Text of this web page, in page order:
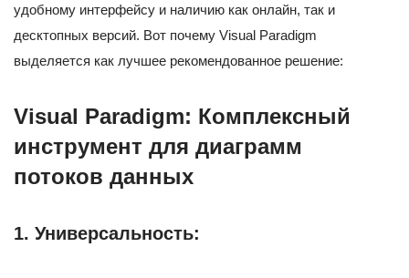
удобному интерфейсу и наличию как онлайн, так и
десктопных версий. Вот почему Visual Paradigm
выделяется как лучшее рекомендованное решение:
Visual Paradigm: Комплексный
инструмент для диаграмм
потоков данных
1. Универсальность: